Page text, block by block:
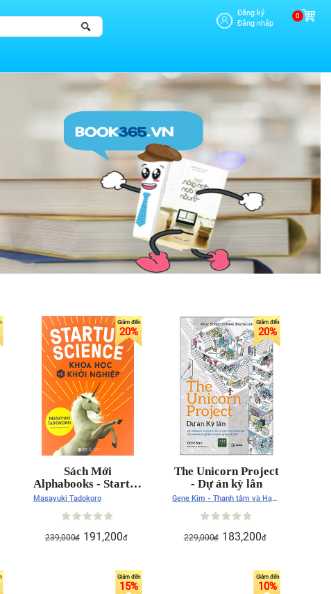
Đăng ký
Đăng nhập
0
20%
Sách Mới
Alphabooks - Startup
Science - Khoa Học
Về Khởi Nghiệp
Masayuki Tadokoro
239,000đ 191,200đ
20%
The Unicorn Project
- Dự án kỳ lân
Gene Kim - Thanh tâm và Hạnh
229,000đ 183,200đ
15% 10%